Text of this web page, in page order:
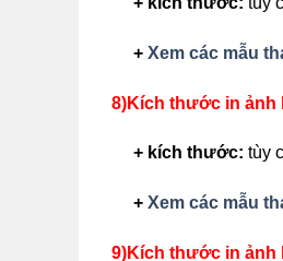
+ Xem các mẫu
8)Kích thước in ảnh
+ kích thước: tùy
+ Xem các mẫu
9)Kích thước in ảnh